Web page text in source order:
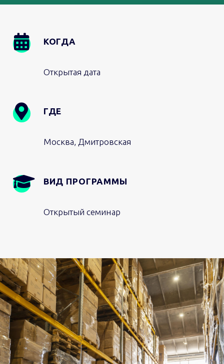
КОГДА
Открытая дата
ГДЕ
Москва, Дмитровская
ВИД ПРОГРАММЫ
Открытый семинар